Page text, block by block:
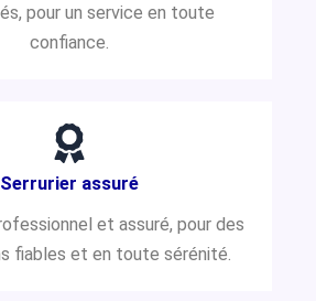
pour un service en toute
confiance.
Serrurier assuré
et assuré, pour des
fiables et en toute sérénité.